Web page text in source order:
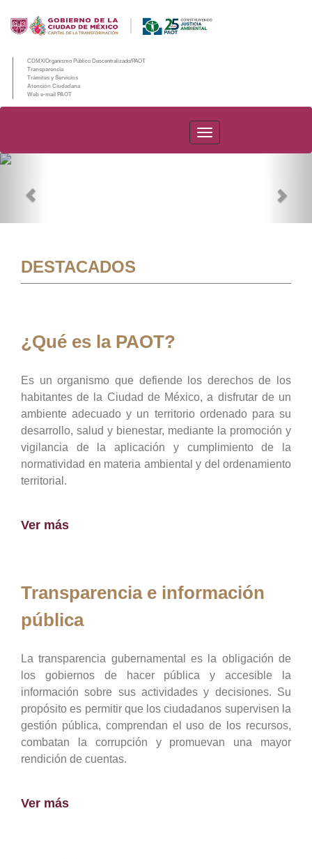
CDMX/Organismo Público Descentralizado/PAOT
Transparencia
Trámites y Servicios
Atención Ciudadana
Web e-mail PAOT
PAOT
DESTACADOS
¿Qué es la PAOT?
Es un organismo que defiende los derechos de los
habitantes de la Ciudad de México, a disfrutar de un
ambiente adecuado y un territorio ordenado para su
desarrollo, salud y bienestar, mediante la promoción y
vigilancia de la aplicación y cumplimiento de la
normatividad en materia ambiental y del ordenamiento
territorial.
Ver más
Transparencia e información
pública
La transparencia gubernamental es la obligación de
los gobiernos de hacer pública y accesible la
información sobre sus actividades y decisiones. Su
propósito es permitir que los ciudadanos supervisen la
gestión pública, comprendan el uso de los recursos,
combatan la corrupción y promuevan una mayor
rendición de cuentas.
Ver más